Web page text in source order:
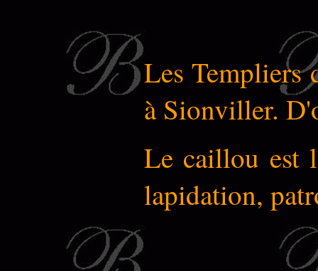
Les Templiers
à Sionviller.
Le caillou est
lapidation,